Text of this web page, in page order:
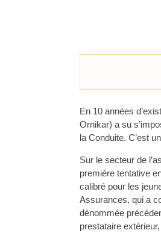
En 10 années
Ornikar) a su
la Conduite. C’est
Sur le secteur de
première tentative
calibré pour les
Assurances, qui a
dénommée
prestataire extérieur,